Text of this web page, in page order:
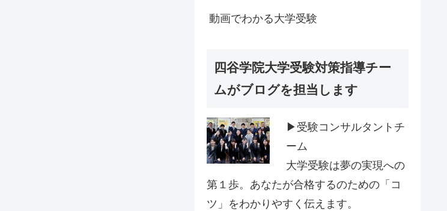
動画でわかる大学受験
四谷学院大学受験対策指導チー
ムがブログを担当します
▶受験コンサルタントチ
ーム
大学受験は夢の実現への
第１歩。あなたが合格するのための「コ
ツ」をわかりやすく伝えます。